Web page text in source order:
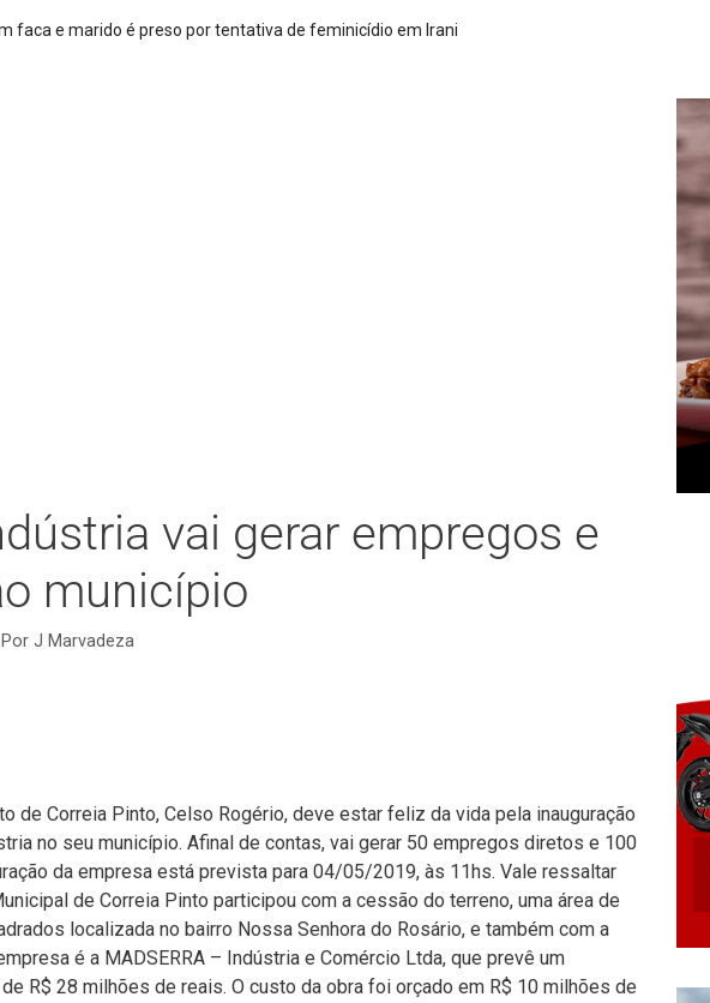
faca e marido é preso por tentativa de feminicídio em Irani
vai gerar empregos e
município
Por J Marvadeza
de Correia Pinto, Celso Rogério, deve estar feliz da vida pela inauguração
no seu município. Afinal de contas, vai gerar 50 empregos diretos e 100
da empresa está prevista para 04/05/2019, às 11hs. Vale ressaltar
de Correia Pinto participou com a cessão do terreno, uma área de
localizada no bairro Nossa Senhora do Rosário, e também com a
é a MADSERRA – Indústria e Comércio Ltda, que prevê um
R$ 28 milhões de reais. O custo da obra foi orçado em R$ 10 milhões de